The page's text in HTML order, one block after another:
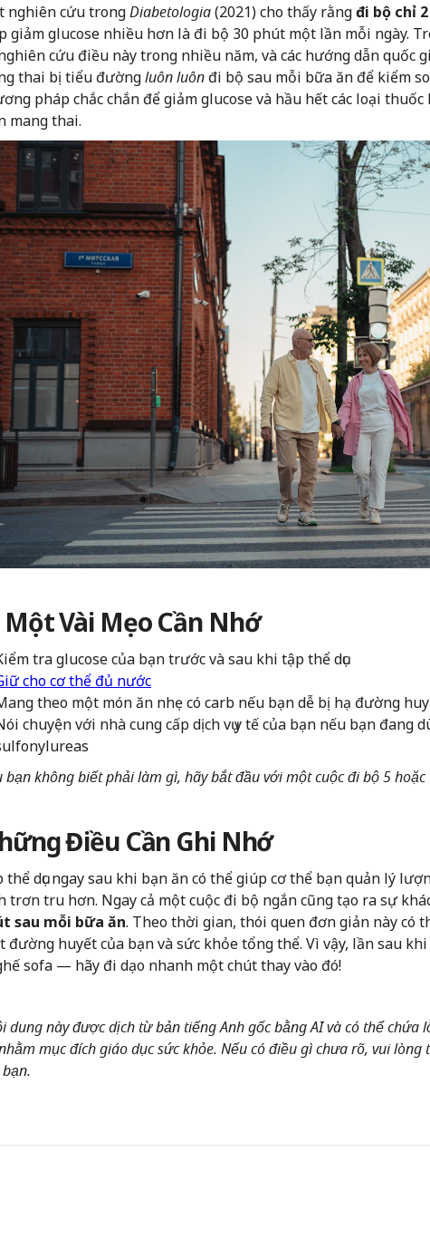
nghiên cứu trongDiabetologia(2021) cho thấy rằngđi bộ chỉ
giảm glucose nhiều hơn là đi bộ 30 phút một lần mỗi ngày.
cứu điều này trong nhiều năm, và các hướng dẫn quốc
thai bị tiểu đườngluôn luônđi bộ sau mỗi bữa ăn để kiểm
pháp chắc chắn để giảm glucose và hầu hết các loại
mang thai.
Vài Mẹo Cần Nhớ
tra glucose của bạn trước và sau khi tập thể dục
cho cơ thể đủ nước
theo một món ăn nhẹ có carb nếu bạn dễ bị hạ đường
chuyện với nhà cung cấp dịch vụ y tế của bạn nếu bạn đang
bạn không biết phải làm gì, hãy bắt đầu với một cuộc đi bộ 5
Điều Cần Ghi Nhớ
thể dục ngay sau khi bạn ăn có thể giúp cơ thể bạn quản lý
trơn tru hơn. Ngay cả một cuộc đi bộ ngắn cũng tạo ra sự
sau mỗi bữa ăn. Theo thời gian, thói quen đơn giản này có
đường huyết của bạn và sức khỏe tổng thể. Vì vậy, lần sau
sofa — hãy đi dạo nhanh một chút thay vào đó!
dung này được dịch từ bản tiếng Anh gốc bằng AI và có thể chứa
mục đích giáo dục sức khỏe. Nếu có điều gì chưa rõ, vui